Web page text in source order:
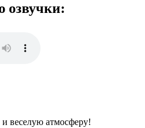
озвучки:
веселую атмосферу!